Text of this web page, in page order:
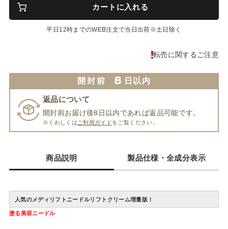
カートに入れる
平日12時までのWEB注文で当日出荷※土日除く
転売に関するご注意
開封前 8 日以内
返品について
開封前お届け後8日以内であれば返品可能です。
※くわしくは ご利用ガイドをご覧ください。
商品説明 製品仕様・全成分表示
人気のメディリフトニードルリフトクリーム増量版！
塗る美容ニードル